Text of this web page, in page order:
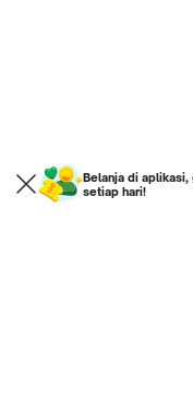
Belanja di
setiap hari!